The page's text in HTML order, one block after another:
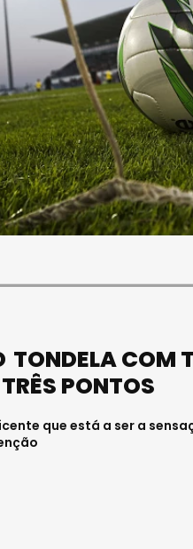
COM
PONTOS
que está a ser a
FALECEU PAULA
JOVEM
HOSPITAL DE VISEU
Julho 27, 2026 . 11:00